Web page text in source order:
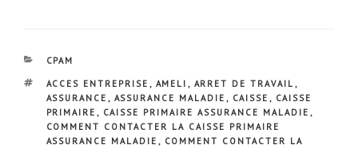
CATÉGORIES
CPAM
ÉTIQUETTES
ACCES ENTREPRISE , AMELI , ARRET DE TRAVAIL ,
ASSURANCE , ASSURANCE MALADIE , CAISSE , CAISSE
PRIMAIRE , CAISSE PRIMAIRE ASSURANCE MALADIE ,
COMMENT CONTACTER LA CAISSE PRIMAIRE
ASSURANCE MALADIE , COMMENT CONTACTER LA